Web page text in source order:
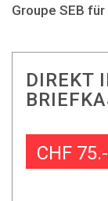
Groupe SEB
DIREKT
CHF 75.-